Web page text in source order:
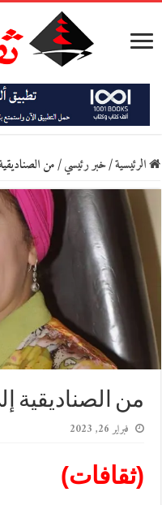
الرئيسية/خبر رئيسي/من
من الصناديقية
فبراير 26, 2023
(ثقافات)